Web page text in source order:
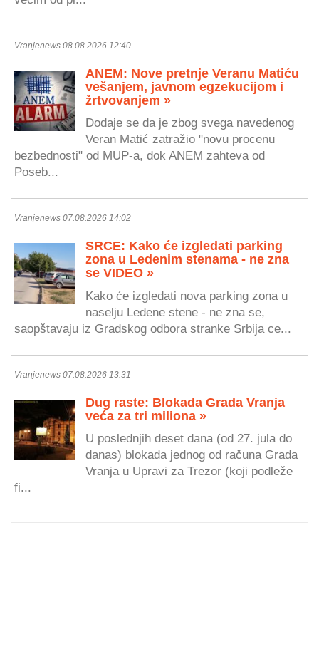
Vranjenews 08.08.2026 12:40
ANEM: Nove pretnje Veranu Matiću
vešanjem, javnom egzekucijom i
žrtvovanjem »
Dodaje se da je zbog svega navedenog
Veran Matić zatražio "novu procenu
bezbednosti" od MUP-a, dok ANEM zahteva od
Poseb...
Vranjenews 07.08.2026 14:02
SRCE: Kako će izgledati parking
zona u Ledenim stenama - ne zna
se VIDEO »
Kako će izgledati nova parking zona u
naselju Ledene stene - ne zna se,
saopštavaju iz Gradskog odbora stranke Srbija ce...
Vranjenews 07.08.2026 13:31
Dug raste: Blokada Grada Vranja
veća za tri miliona »
U poslednjih deset dana (od 27. jula do
danas) blokada jednog od računa Grada
Vranja u Upravi za Trezor (koji podleže
fi...